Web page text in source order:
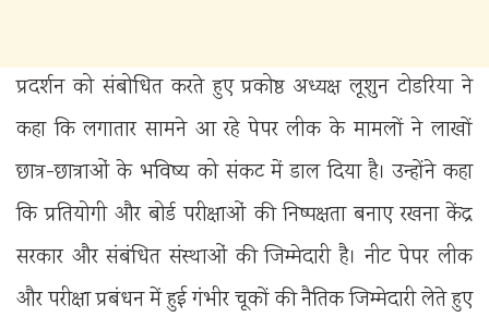
प्रदर्शन को संबोधित करते हुए प्रकोष्ठ अध्यक्ष लूशुन टोडरिया ने
कहा कि लगातार सामने आ रहे पेपर लीक के मामलों ने लाखों
छात्र-छात्राओं के भविष्य को संकट में डाल दिया है। उन्होंने कहा
कि प्रतियोगी और बोर्ड परीक्षाओं की निष्पक्षता बनाए रखना केंद्र
सरकार और संबंधित संस्थाओं की जिम्मेदारी है। नीट पेपर लीक
और परीक्षा प्रबंधन में हुई गंभीर चूकों की नैतिक जिम्मेदारी लेते हुए